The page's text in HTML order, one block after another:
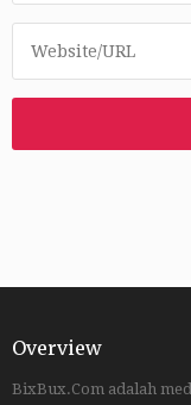
Overview
BixBux.Com adalah